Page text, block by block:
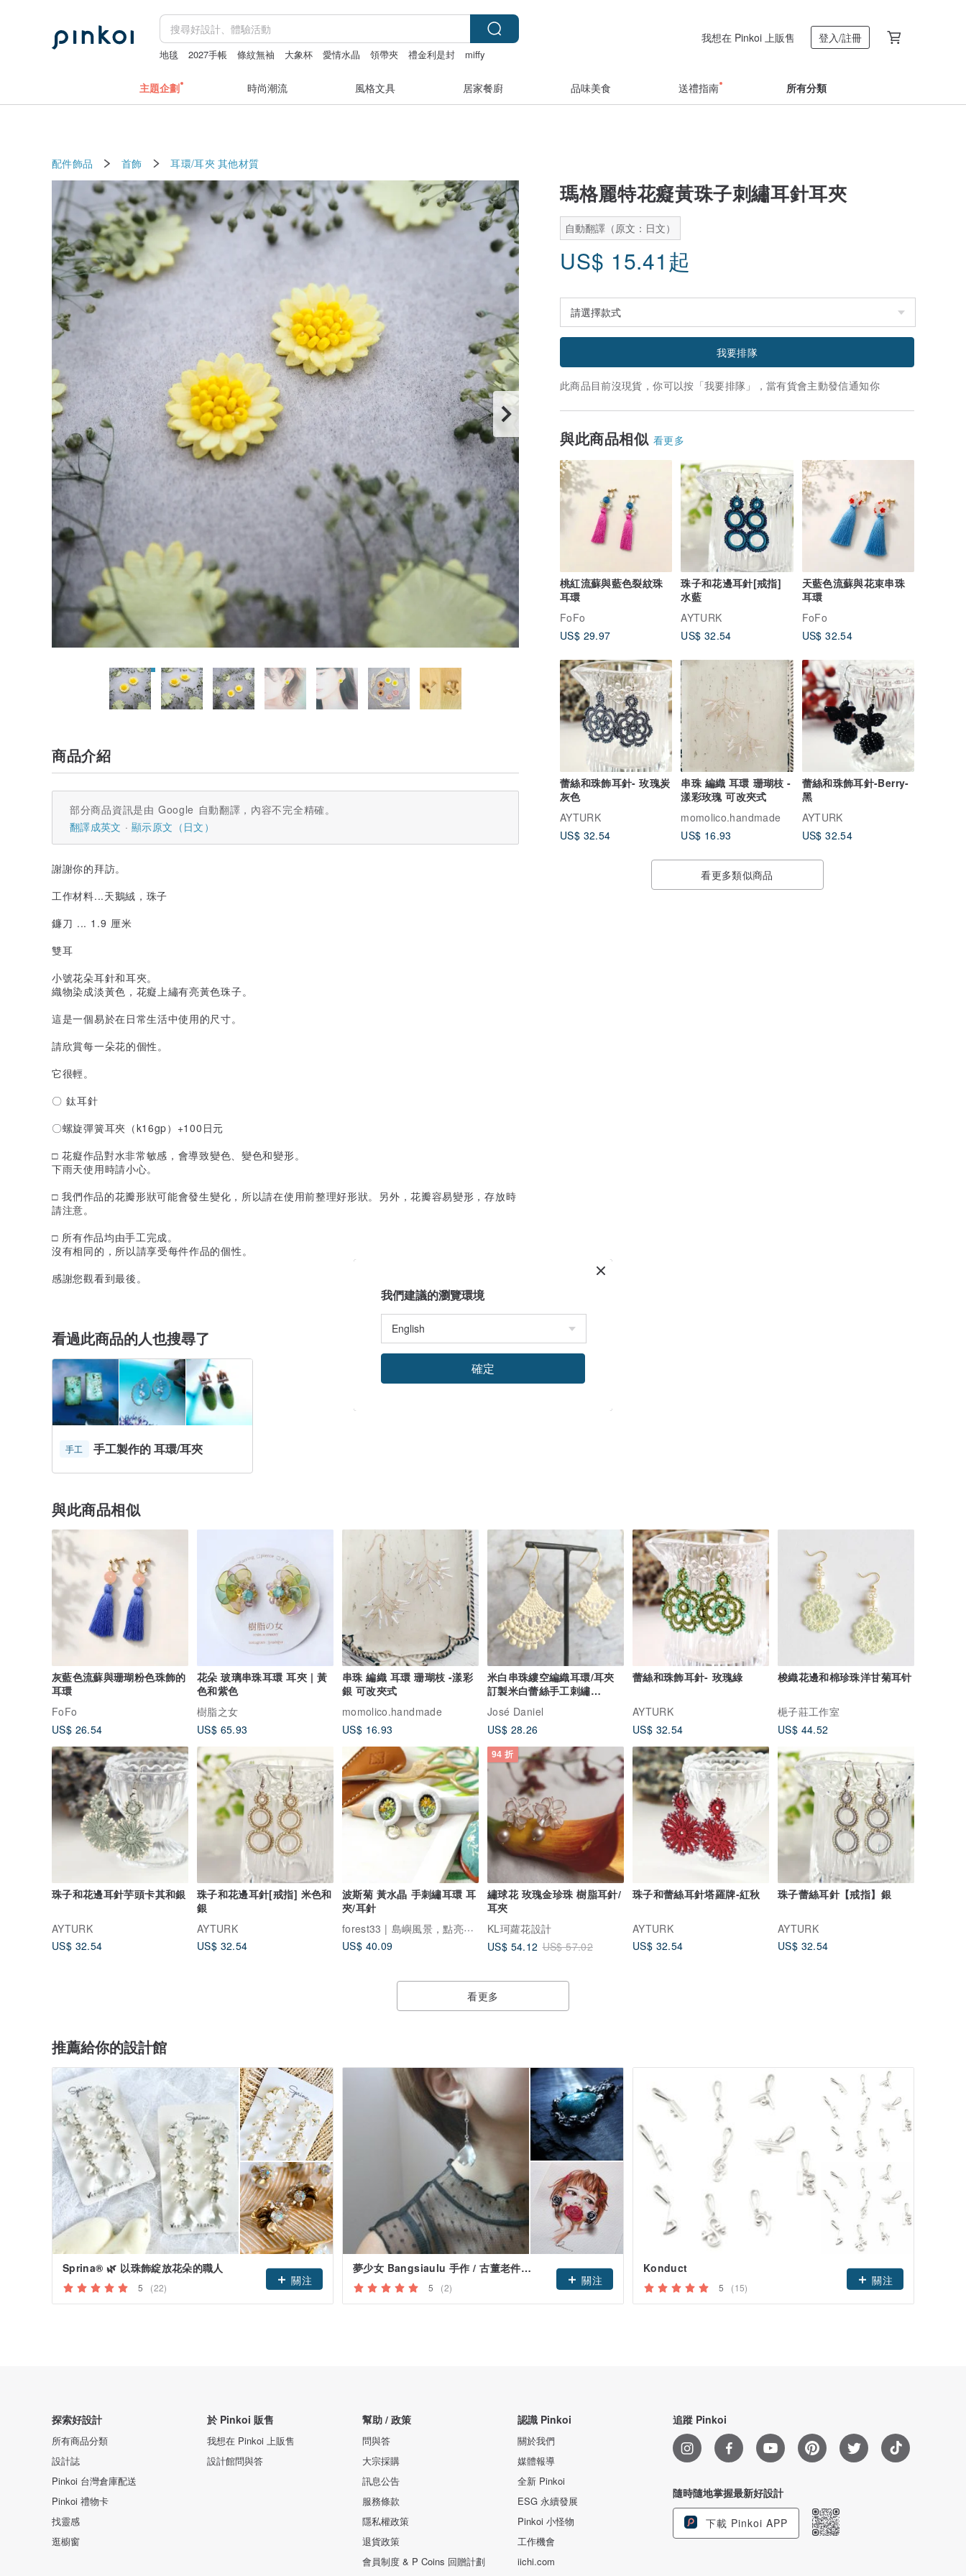
地毯 2027手帳 條紋無袖 大象杯 愛情水晶 領帶夾 禮金利是封 miffy
我想在 Pinkoi 上販售 登入/註冊
主題企劃 時尚潮流 風格文具 居家餐廚 品味美食 送禮指南 所有分類
配件飾品 首飾 耳環/耳夾 其他材質
瑪格麗特花癡黃珠子刺繡耳針耳夾
自動翻譯（原文：日文）
US$ 15.41 起
我要排隊
此商品目前沒現貨，你可以按「我要排隊」，當有貨會主動發信通知你
與此商品相似 看更多
桃紅流蘇與藍色裂紋珠
耳環
FoFo
US$ 29.97
珠子和花邊耳針[戒指]
水藍
AYTURK
US$ 32.54
天藍色流蘇與花束串珠
耳環
FoFo
US$ 32.54
蕾絲和珠飾耳針- 玫瑰炭
灰色
AYTURK
US$ 32.54
串珠 編織 耳環 珊瑚枝 -
漾彩玫瑰 可改夾式
momolico.handmade
US$ 16.93
蕾絲和珠飾耳針-Berry-
黑
AYTURK
US$ 32.54
看更多類似商品
商品介紹
部分商品資訊是由 Google 自動翻譯，內容不完全精確。
翻譯成英文
顯示原文（日文）
謝謝你的拜訪。
工作材料...天鵝絨，珠子
鐮刀 ... 1.9 厘米
雙耳
小號花朵耳針和耳夾。
織物染成淡黃色，花癡上繡有亮黃色珠子。
這是一個易於在日常生活中使用的尺寸。
請欣賞每一朵花的個性。
它很輕。
〇 鈦耳針
〇螺旋彈簧耳夾（k16gp）+100日元
□ 花癡作品對水非常敏感，會導致變色、變色和變形。
下雨天使用時請小心。
□ 我們作品的花瓣形狀可能會發生變化，所以請在使用前整理好形狀。另外，花瓣容易變形，存放時
請注意。
□ 所有作品均由手工完成。
沒有相同的，所以請享受每件作品的個性。
感謝您觀看到最後。
看過此商品的人也搜尋了
手工 手工製作的 耳環/耳夾
與此商品相似
灰藍色流蘇與珊瑚粉色珠飾的
耳環
FoFo
US$ 26.54
花朵 玻璃串珠耳環 耳夾 | 黃
色和紫色
樹脂之女
US$ 65.93
串珠 編織 耳環 珊瑚枝 -漾彩
銀 可改夾式
momolico.handmade
US$ 16.93
米白串珠縷空編織耳環/耳夾
訂製米白蕾絲手工刺繡
蕾絲手工刺繡耳環/耳夾 - 生
成色 自然風
José Daniel
US$ 28.26
蕾絲和珠飾耳針- 玫瑰綠
AYTURK
US$ 32.54
梭織花邊和棉珍珠洋甘菊耳针
梔子莊工作室
US$ 44.52
珠子和花邊耳針芋頭卡其和銀
AYTURK
US$ 32.54
珠子和花邊耳針[戒指] 米色和
銀
AYTURK
US$ 32.54
波斯菊 黃水晶 手刺繡耳環 耳
夾/耳針
forest33 | 島嶼風景，點亮你的日常光影。
US$ 40.09
94 折
繡球花 玫瑰金珍珠 樹脂耳針/
耳夾
KL珂蘿花設計
US$ 54.12 US$ 57.02
珠子和蕾絲耳針塔羅牌-紅秋
AYTURK
US$ 32.54
珠子蕾絲耳針【戒指】銀
AYTURK
US$ 32.54
看更多
推薦給你的設計館
Sprina®︎ 🌿 以珠飾綻放花朵的職人
5 (22)
關注
夢少女 Bangsiaulu 手作 / 古董老件珠寶
5 (2)
關注
Konduct
5 (15)
關注
探索好設計
所有商品分類
設計誌
Pinkoi 台灣倉庫配送
Pinkoi 禮物卡
找靈感
逛櫥窗
於 Pinkoi 販售
我想在 Pinkoi 上販售
設計館問與答
幫助 / 政策
問與答
大宗採購
訊息公告
服務條款
隱私權政策
退貨政策
會員制度 & P Coins 回贈計劃
認識 Pinkoi
關於我們
媒體報導
全新 Pinkoi
ESG 永續發展
Pinkoi 小怪物
工作機會
iichi.com
追蹤 Pinkoi
隨時隨地掌握最新好設計
下載 Pinkoi APP
我們建議的瀏覽環境
確定